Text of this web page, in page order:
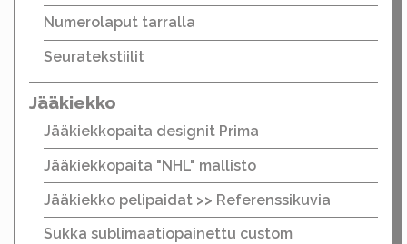
Numerolaput tarralla
Seuratekstiilit
Jääkiekko
Jääkiekkopaita designit Prima
Jääkiekkopaita "NHL" mallisto
Jääkiekko pelipaidat >> Referenssikuvia
Sukka sublimaatiopainettu custom